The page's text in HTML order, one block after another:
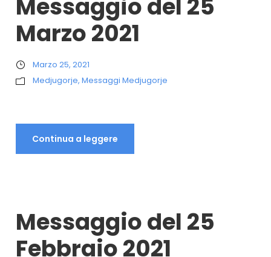
Messaggio del 25
Marzo 2021
Marzo 25, 2021
Medjugorje, Messaggi Medjugorje
Continua a leggere
Messaggio del 25
Febbraio 2021